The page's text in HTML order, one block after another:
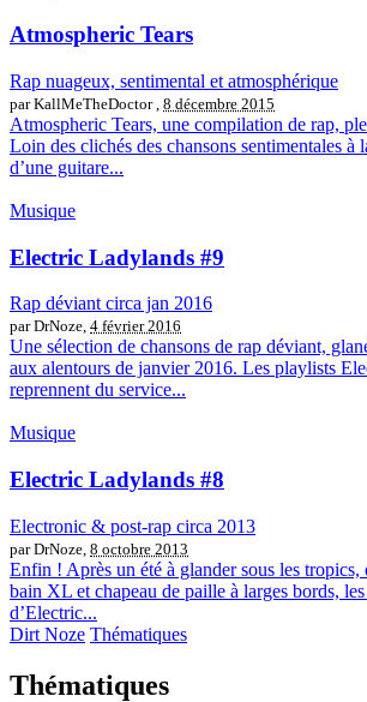
Atmospheric Tears
Rap nuageux, sentimental et atmosphérique
par KallMeTheDoctor , 8 décembre 2015
Atmospheric Tears, une compilation de rap,
Loin des clichés des chansons sentimentales à
d’une guitare...
Musique
Electric Ladylands #9
Rap déviant circa jan 2016
par DrNoze, 4 février 2016
Une sélection de chansons de rap déviant,
aux alentours de janvier 2016. Les playlists
reprennent du service...
Musique
Electric Ladylands #8
Electronic & post-rap circa 2013
par DrNoze, 8 octobre 2013
Enfin ! Après un été à glander sous les tropics,
bain XL et chapeau de paille à larges bords,
d’Electric...
Dirt Noze Thématiques
Thématiques